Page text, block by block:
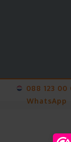
088 123
WhatsApp